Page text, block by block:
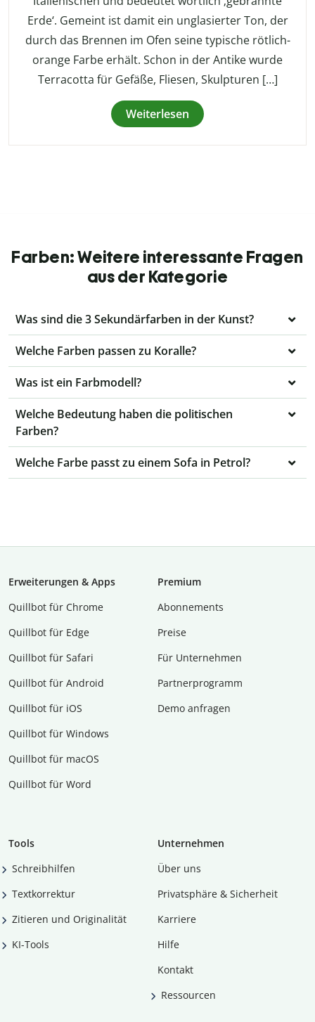
Erde‘. Gemeint ist damit ein unglasierter Ton, der
durch das Brennen im Ofen seine typische rötlich-
orange Farbe erhält. Schon in der Antike wurde
Terracotta für Gefäße, Fliesen, Skulpturen […]
Weiterlesen
Farben: Weitere interessante Fragen
aus der Kategorie
Was sind die 3 Sekundärfarben in der Kunst?
Welche Farben passen zu Koralle?
Was ist ein Farbmodell?
Welche Bedeutung haben die politischen
Farben?
Welche Farbe passt zu einem Sofa in Petrol?
Erweiterungen & Apps
Quillbot für Chrome
Quillbot für Edge
Quillbot für Safari
Quillbot für Android
Quillbot für iOS
Quillbot für Windows
Quillbot für macOS
Quillbot für Word
Premium
Abon­ne­ments
Preise
Für Unternehmen
Partnerprogramm
Demo anfragen
Tools
Schreibhilfen
Textkorrektur
Zitieren und Originalität
KI-Tools
Unternehmen
Über uns
Privatsphäre & Sicherheit
Karriere
Hilfe
Kontakt
Ressourcen